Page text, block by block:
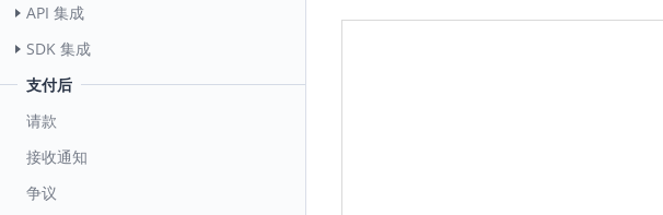
API 集成
SDK 集成
支付后
请款
接收通知
争议